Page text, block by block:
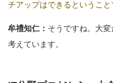
チアップはできるということ
牟禮知仁： そうですね。大
考えています。